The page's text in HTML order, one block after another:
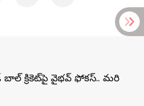
బాల్ క్రికెట్‌పై వైభవ్ ఫోకస్.. మరి